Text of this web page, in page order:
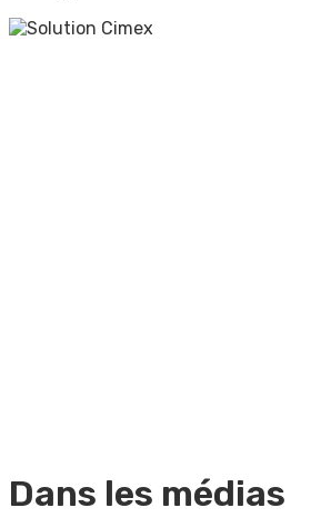
Dans les médias